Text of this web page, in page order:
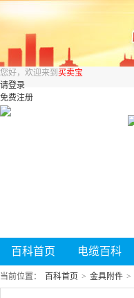
您好，欢迎来到 买卖宝
请登录
免费注册
百科首页 电缆百科
当前位置： 百科首页 > 金具附件 >